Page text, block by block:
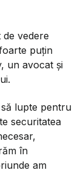
vedere
puțin
un avocat și
lupte pentru
securitatea
în
am